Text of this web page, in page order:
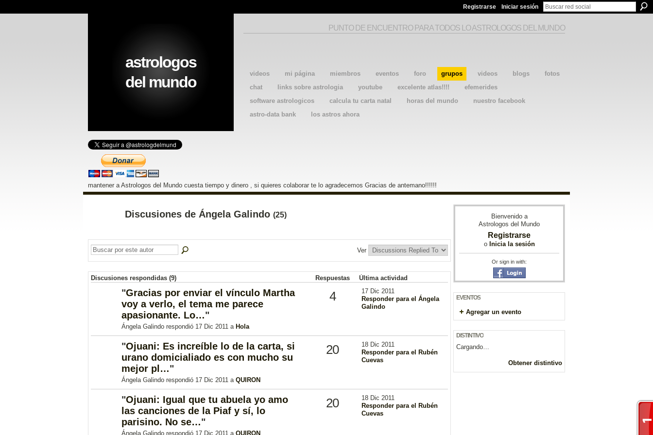
Registrarse Iniciar sesión
videos mi página miembros eventos foro grupos videos blogs
fotos
chat
links sobre astrologia youtube excelente atlas!!!!
efemerides
software astrologicos
calcula tu carta natal horas del mundo
nuestro facebook
astro-data bank
los astros ahora
astrologos
del mundo
PUNTO DE ENCUENTRO PARA TODOS LO ASTROLOGOS DEL MUNDO
mantener a Astrologos del Mundo cuesta tiempo y dinero , si quieres colaborar te lo agradecemos Gracias de antemano!!!!!!
Discusiones de Ángela Galindo (25)
Ver
Discusiones respondidas (9) Respuestas Última actividad
"Gracias por enviar el vínculo Martha
voy a verlo, el tema me parece
apasionante. Lo…"
Ángela Galindo respondió 17 Dic 2011 a Hola
4
17 Dic 2011
Responder para el Ángela
Galindo
"Ojuani: Es increíble lo de la carta, si
urano domicialiado es con mucho su
mejor pl…"
Ángela Galindo respondió 17 Dic 2011 a QUIRON
20
18 Dic 2011
Responder para el Rubén
Cuevas
"Ojuani: Igual que tu abuela yo amo
las canciones de la Piaf y sí, lo
parisino. No se…"
Ángela Galindo respondió 17 Dic 2011 a QUIRON
20
18 Dic 2011
Responder para el Rubén
Cuevas
Bienvenido a
Astrologos del Mundo
Registrarse
o Inicia la sesión
Or sign in with:
EVENTOS
Agregar un evento
DISTINTIVO
Cargando…
Obtener distintivo